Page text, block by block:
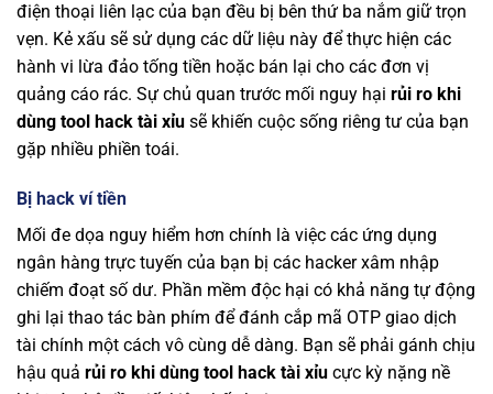
điện thoại liên lạc của bạn đều bị bên thứ ba nắm giữ trọn
vẹn. Kẻ xấu sẽ sử dụng các dữ liệu này để thực hiện các
hành vi lừa đảo tống tiền hoặc bán lại cho các đơn vị
quảng cáo rác. Sự chủ quan trước mối nguy hại rủi ro khi
dùng tool hack tài xỉu sẽ khiến cuộc sống riêng tư của bạn
gặp nhiều phiền toái.
Bị hack ví tiền
Mối đe dọa nguy hiểm hơn chính là việc các ứng dụng
ngân hàng trực tuyến của bạn bị các hacker xâm nhập
chiếm đoạt số dư. Phần mềm độc hại có khả năng tự động
ghi lại thao tác bàn phím để đánh cắp mã OTP giao dịch
tài chính một cách vô cùng dễ dàng. Bạn sẽ phải gánh chịu
hậu quả rủi ro khi dùng tool hack tài xỉu cực kỳ nặng nề